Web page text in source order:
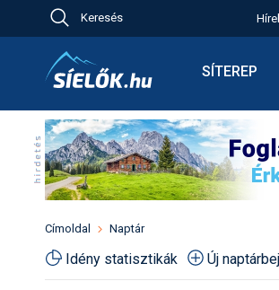
Keresés
SÍTEREP
Síbérletárak
Toplista
Havazás
Címoldal Naptár
Idény statisztikák Új